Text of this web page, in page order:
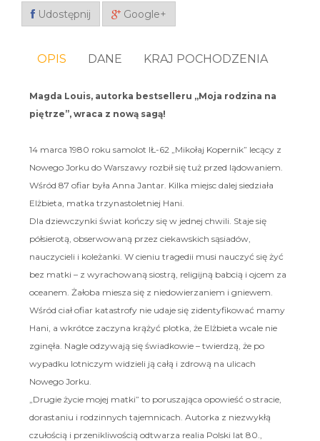
Udostępnij Google+
OPIS DANE KRAJ POCHODZENIA
Magda Louis, autorka bestselleru „Moja rodzina na
piętrze”, wraca z nową sagą!
14 marca 1980 roku samolot IŁ-62 „Mikołaj Kopernik” lecący z
Nowego Jorku do Warszawy rozbił się tuż przed lądowaniem.
Wśród 87 ofiar była Anna Jantar. Kilka miejsc dalej siedziała
Elżbieta, matka trzynastoletniej Hani.
Dla dziewczynki świat kończy się w jednej chwili. Staje się
półsierotą, obserwowaną przez ciekawskich sąsiadów,
nauczycieli i koleżanki. W cieniu tragedii musi nauczyć się żyć
bez matki – z wyrachowaną siostrą, religijną babcią i ojcem za
oceanem. Żałoba miesza się z niedowierzaniem i gniewem.
Wśród ciał ofiar katastrofy nie udaje się zidentyfikować mamy
Hani, a wkrótce zaczyna krążyć plotka, że Elżbieta wcale nie
zginęła. Nagle odzywają się świadkowie – twierdzą, że po
wypadku lotniczym widzieli ją całą i zdrową na ulicach
Nowego Jorku.
„Drugie życie mojej matki” to poruszająca opowieść o stracie,
dorastaniu i rodzinnych tajemnicach. Autorka z niezwykłą
czułością i przenikliwością odtwarza realia Polski lat 80.,